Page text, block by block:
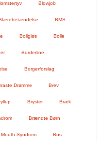
Blowjob
BMS
Boligløs Bolle
Borderline
Borgerforslag
Drømme Brev
Bryster Bræk
Brændte Børn
Syndrom Bus